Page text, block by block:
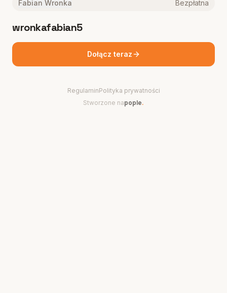
Fabian Wronka Bezpłatna
wronkafabian5
Dołącz teraz
RegulaminPolityka prywatności
Stworzone napople.